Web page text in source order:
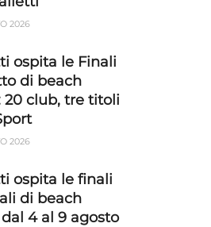
2026
ospita le Finali
di beach
20 club, tre titoli
2026
ospita le finali
di beach
4 al 9 agosto